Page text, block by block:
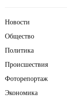
Новости
Общество
Политика
Происшествия
Фоторепортаж
Экономика